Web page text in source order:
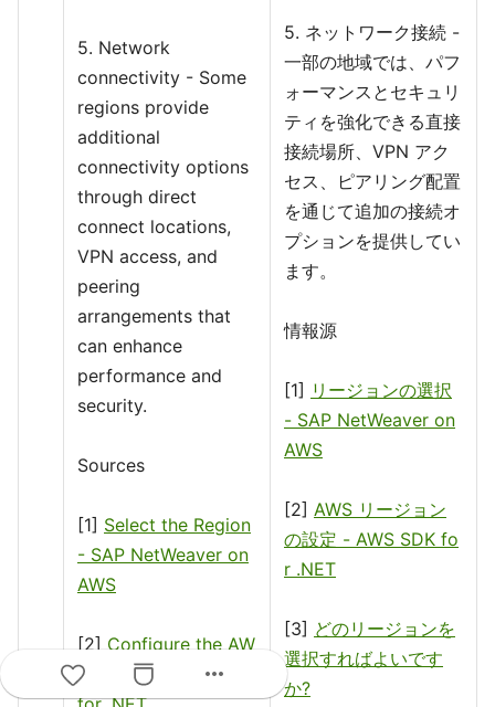
5. Network
connectivity - Some
regions provide
additional
connectivity options
through direct
connect locations,
VPN access, and
peering
arrangements that
can enhance
performance and
security.
Sources
[1] Select the Region
- SAP NetWeaver on
AWS
[2] Configure the AW
S Region - AWS SDK
5. ネットワーク接続 -
一部の地域では、パフ
ォーマンスとセキュリ
ティを強化できる直接
接続場所、VPN アク
セス、ピアリング配置
を通じて追加の接続オ
プションを提供してい
ます。
情報源
[1] リージョンの選択
- SAP NetWeaver on
AWS
[2] AWS リージョン
の設定 - AWS SDK fo
r .NET
[3] どのリージョンを
選択すればよいです
か?
more_horiz